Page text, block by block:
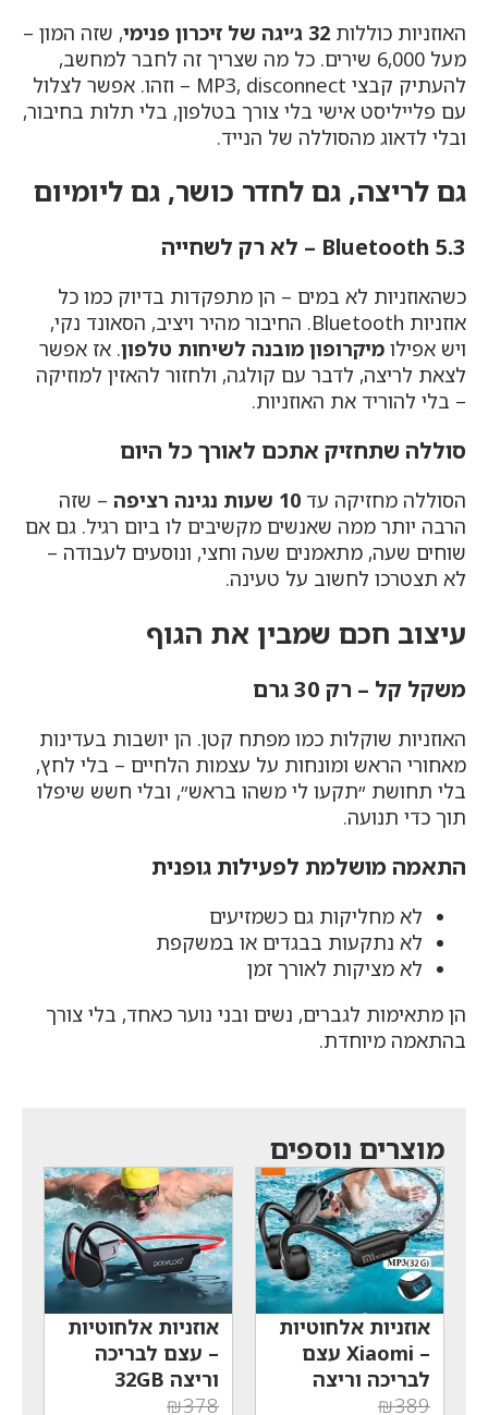
האוזניות כוללות 32 ג׳יגה של זיכרון פנימי
, שזה המון –
מעל 6,000 שירים. כל מה שצריך זה לחבר למחשב,
להעתיק קבצי MP3, disconnect – וזהו. אפשר לצלול
עם פלייליסט אישי בלי צורך בטלפון, בלי תלות בחיבור,
ובלי לדאוג מהסוללה של הנייד.
גם לריצה, גם לחדר כושר, גם ליומיום
Bluetooth 5.3 – לא רק לשחייה
כשהאוזניות לא במים – הן מתפקדות בדיוק כמו כל
אוזניות Bluetooth. החיבור מהיר ויציב, הסאונד נקי,
ויש אפילו מיקרופון מובנה לשיחות טלפון. אז אפשר
לצאת לריצה, לדבר עם קולגה, ולחזור להאזין למוזיקה
– בלי להוריד את האוזניות.
סוללה שתחזיק אתכם לאורך כל היום
הסוללה מחזיקה עד 10 שעות נגינה רציפה
– שזה
הרבה יותר ממה שאנשים מקשיבים לו ביום רגיל. גם אם
שוחים שעה, מתאמנים שעה וחצי, ונוסעים לעבודה –
לא תצטרכו לחשוב על טעינה.
עיצוב חכם שמבין את הגוף
משקל קל – רק 30 גרם
האוזניות שוקלות כמו מפתח קטן. הן יושבות בעדינות
מאחורי הראש ומונחות על עצמות הלחיים – בלי לחץ,
בלי תחושת ״תקעו לי משהו בראש״, ובלי חשש שיפלו
תוך כדי תנועה.
התאמה מושלמת לפעילות גופנית
לא מחליקות גם כשמזיעים
לא נתקעות בבגדים או במשקפת
לא מציקות לאורך זמן
הן מתאימות לגברים, נשים ובני נוער כאחד, בלי צורך
בהתאמה מיוחדת.
מוצרים נוספים
אוזניות אלחוטיות
– Xiaomi עצם
לבריכה וריצה
₪389
אוזניות אלחוטיות
– עצם לבריכה
וריצה 32GB
₪378